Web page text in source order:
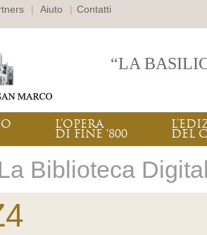
| Aiuto | Contatti
“LA
L’OPERA
DI FINE ‘800 DEL
Biblioteca